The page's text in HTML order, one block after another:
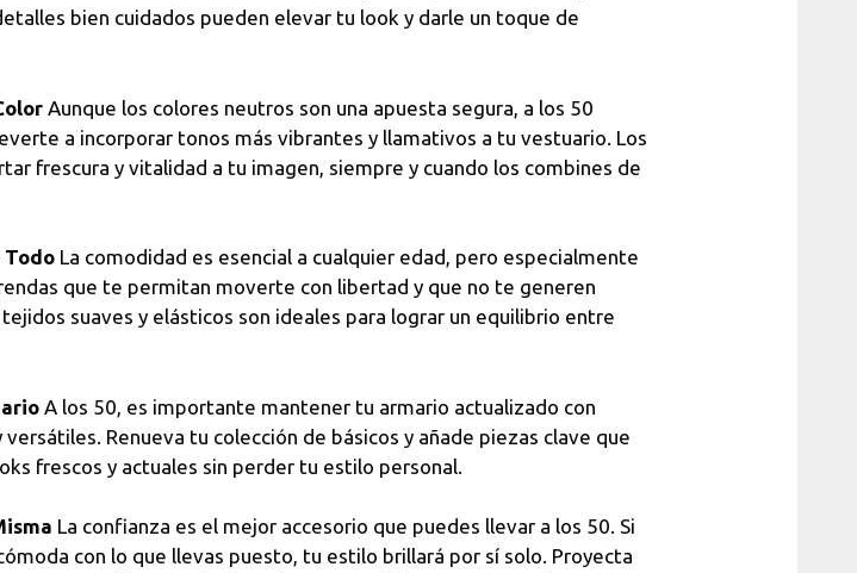
bien cuidados pueden elevar tu look y darle un toque de
Aunque los colores neutros son una apuesta segura, a los 50
a incorporar tonos más vibrantes y llamativos a tu vestuario. Los
frescura y vitalidad a tu imagen, siempre y cuando los combines de
Todo La comodidad es esencial a cualquier edad, pero especialmente
que te permitan moverte con libertad y que no te generen
suaves y elásticos son ideales para lograr un equilibrio entre
A los 50, es importante mantener tu armario actualizado con
Renueva tu colección de básicos y añade piezas clave que
frescos y actuales sin perder tu estilo personal.
La confianza es el mejor accesorio que puedes llevar a los 50. Si
con lo que llevas puesto, tu estilo brillará por sí solo. Proyecta